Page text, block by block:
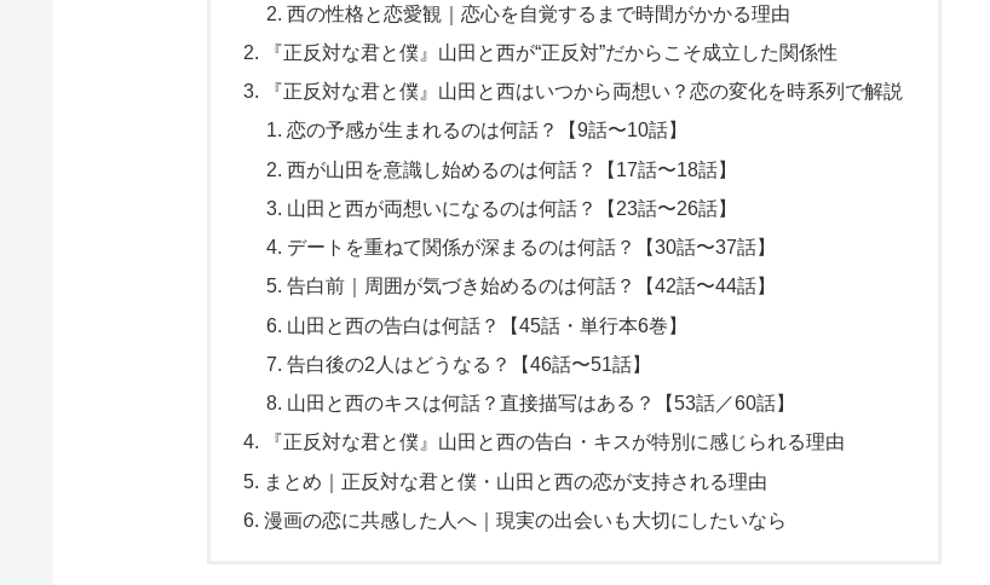
西の性格と恋愛観｜恋心を自覚するまで時間がかかる理由
『正反対な君と僕』山田と西が“正反対”だからこそ成立した関係性
『正反対な君と僕』山田と西はいつから両想い？恋の変化を時系列で解説
恋の予感が生まれるのは何話？【9話〜10話】
西が山田を意識し始めるのは何話？【17話〜18話】
山田と西が両想いになるのは何話？【23話〜26話】
デートを重ねて関係が深まるのは何話？【30話〜37話】
告白前｜周囲が気づき始めるのは何話？【42話〜44話】
山田と西の告白は何話？【45話・単行本6巻】
告白後の2人はどうなる？【46話〜51話】
山田と西のキスは何話？直接描写はある？【53話／60話】
『正反対な君と僕』山田と西の告白・キスが特別に感じられる理由
まとめ｜正反対な君と僕・山田と西の恋が支持される理由
漫画の恋に共感した人へ｜現実の出会いも大切にしたいなら